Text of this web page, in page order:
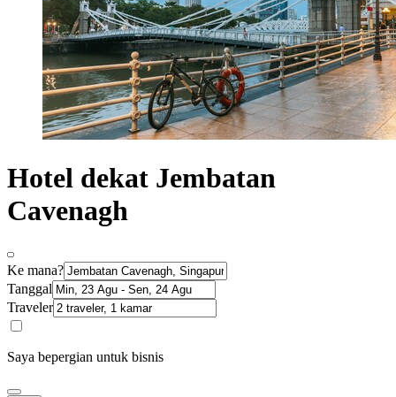
Hotel dekat Jembatan
Cavenagh
Ke mana?
Tanggal
Traveler
Saya bepergian untuk bisnis